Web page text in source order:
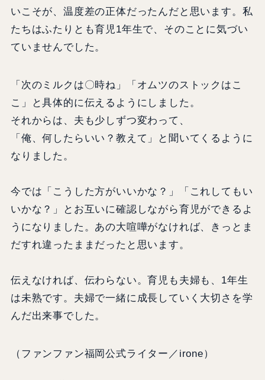
いこそが、温度差の正体だったんだと思います。私
たちはふたりとも育児1年生で、そのことに気づい
ていませんでした。
「次のミルクは〇時ね」「オムツのストックはこ
こ」と具体的に伝えるようにしました。
それからは、夫も少しずつ変わって、
「俺、何したらいい？教えて」と聞いてくるように
なりました。
今では「こうした方がいいかな？」「これしてもい
いかな？」とお互いに確認しながら育児ができるよ
うになりました。あの大喧嘩がなければ、きっとま
だすれ違ったままだったと思います。
伝えなければ、伝わらない。育児も夫婦も、1年生
は未熟です。夫婦で一緒に成長していく大切さを学
んだ出来事でした。
（ファンファン福岡公式ライター／irone）